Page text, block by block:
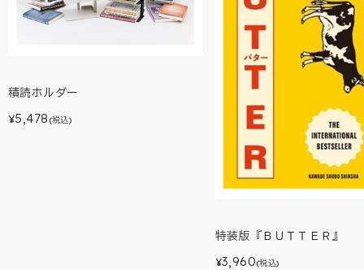
積読ホルダー
¥5,478 (税込)
特装版『ＢＵＴＴＥＲ』
¥3,960(税込)